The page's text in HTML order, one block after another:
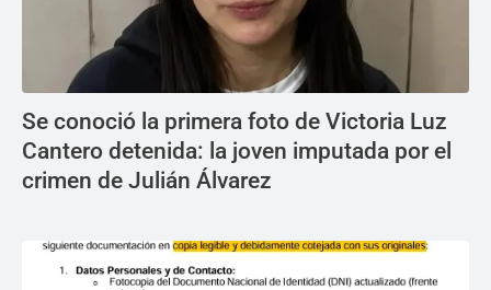
Se conoció la primera foto de Victoria Luz
Cantero detenida: la joven imputada por el
crimen de Julián Álvarez